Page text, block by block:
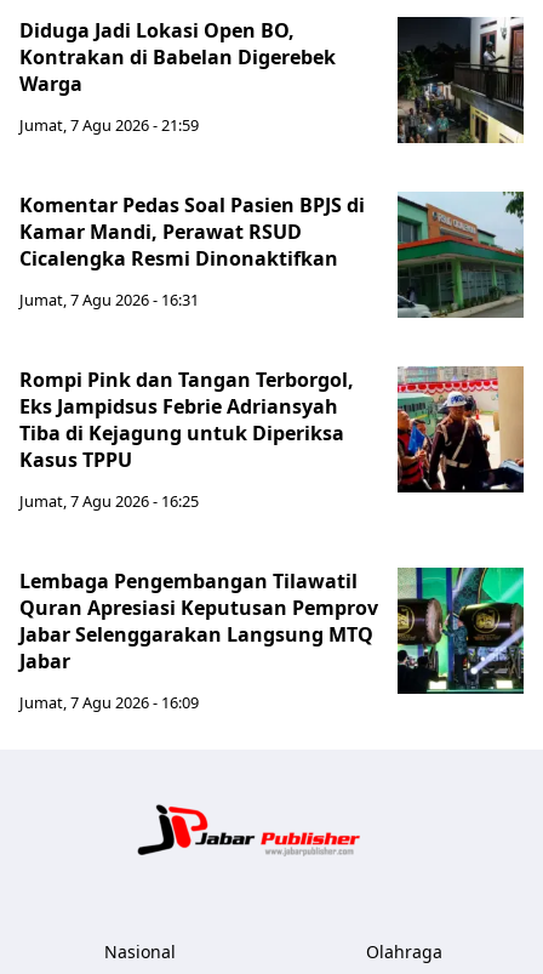
Diduga Jadi Lokasi Open BO,
Kontrakan di Babelan Digerebek
Warga
Jumat, 7 Agu 2026 - 21:59
Komentar Pedas Soal Pasien BPJS di
Kamar Mandi, Perawat RSUD
Cicalengka Resmi Dinonaktifkan
Jumat, 7 Agu 2026 - 16:31
Rompi Pink dan Tangan Terborgol,
Eks Jampidsus Febrie Adriansyah
Tiba di Kejagung untuk Diperiksa
Kasus TPPU
Jumat, 7 Agu 2026 - 16:25
Lembaga Pengembangan Tilawatil
Quran Apresiasi Keputusan Pemprov
Jabar Selenggarakan Langsung MTQ
Jabar
Jumat, 7 Agu 2026 - 16:09
Nasional
Olahraga